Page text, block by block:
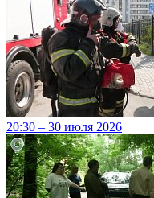
20:30 – 30 июля 2026